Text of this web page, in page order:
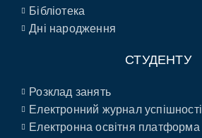
Бібліотека
Дні народження
СТУДЕНТУ
Розклад занять
Електронний журнал успішності
Електронна освітня платформа